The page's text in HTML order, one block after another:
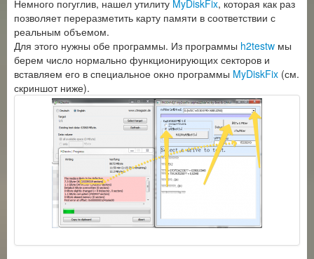
Немного погуглив, нашел утилиту MyDiskFix, которая как раз
позволяет переразметить карту памяти в соответствии с
реальным объемом.
Для этого нужны обе программы. Из программы h2testw мы
берем число нормально функционирующих секторов и
вставляем его в специальное окно программы MyDiskFix (см.
скриншот ниже).